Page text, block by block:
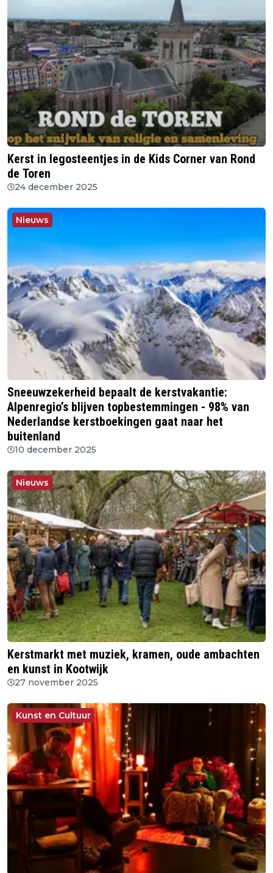
Kerst in legosteentjes in de Kids Corner van Rond
de Toren
24 december 2025
Nieuws
Sneeuwzekerheid bepaalt de kerstvakantie:
Alpenregio’s blijven topbestemmingen - 98% van
Nederlandse kerstboekingen gaat naar het
buitenland
10 december 2025
Nieuws
Kerstmarkt met muziek, kramen, oude ambachten
en kunst in Kootwijk
27 november 2025
Kunst en Cultuur